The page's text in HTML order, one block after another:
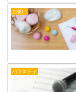
お笑い
バラエティ